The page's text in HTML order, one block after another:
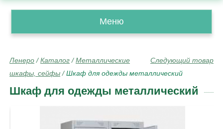
Меню
Следующий товар
Ленеро /Каталог /Металлические
шкафы, сейфы /Шкаф для одежды металлический
Шкаф для одежды металлический